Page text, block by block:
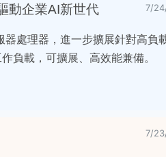
動企業AI新世代 7/
處理器，進一步擴展針對高負
負載，可擴展、高效能兼備。
7/